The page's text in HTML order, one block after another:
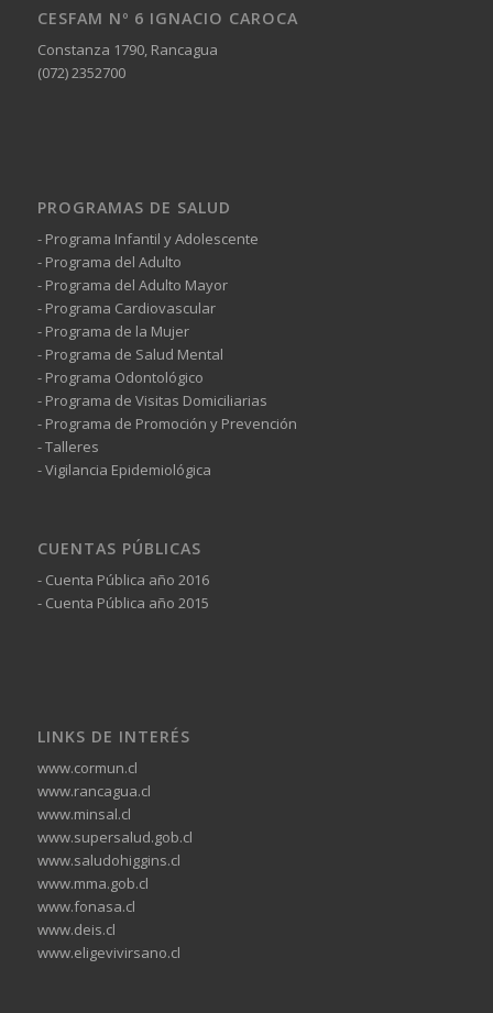
CESFAM Nº 6 IGNACIO CAROCA
Constanza 1790, Rancagua
(072) 2352700
PROGRAMAS DE SALUD
- Programa Infantil y Adolescente
- Programa del Adulto
- Programa del Adulto Mayor
- Programa Cardiovascular
- Programa de la Mujer
- Programa de Salud Mental
- Programa Odontológico
- Programa de Visitas Domiciliarias
- Programa de Promoción y Prevención
- Talleres
- Vigilancia Epidemiológica
CUENTAS PÚBLICAS
- Cuenta Pública año 2016
- Cuenta Pública año 2015
LINKS DE INTERÉS
www.cormun.cl
www.rancagua.cl
www.minsal.cl
www.supersalud.gob.cl
www.saludohiggins.cl
www.mma.gob.cl
www.fonasa.cl
www.deis.cl
www.eligevivirsano.cl